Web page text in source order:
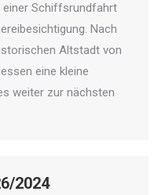
einer Schiffsrundfahrt
Nach
Altstadt von
eine kleine
weiter zur nächsten
2024